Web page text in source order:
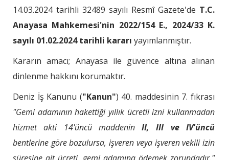
14.03.2024 tarihli 32489 sayılı Resmî Gazete'de T.C.
Anayasa Mahkemesi'nin 2022/154 E., 2024/33 K.
sayılı 01.02.2024 tarihli kararı yayımlanmıştır.
Kararın amacı; Anayasa ile güvence altına alınan
dinlenme hakkını korumaktır.
Deniz İş Kanunu ("Kanun") 40. maddesinin 7. fıkrası
"Gemi adamının hakettiği yıllık ücretli izni kullanmadan
hizmet akti 14'üncü maddeninII, III ve IV'üncü
bentlerine göre bozulursa, işveren veya işveren vekili izin
süresine ait ücreti, gemi adamına ödemek zorundadır."